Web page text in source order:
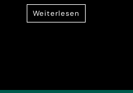
Weiterlesen